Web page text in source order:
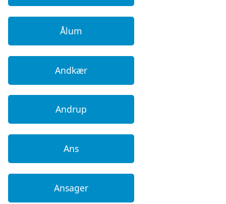
Ålum
Andkær
Andrup
Ans
Ansager